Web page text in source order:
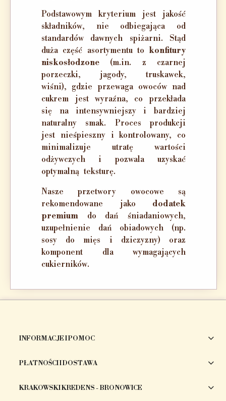
Podstawowym kryterium jest jakość
składników, nie odbiegająca od
standardów dawnych spiżarni. Stąd
duża część asortymentu to konfitury
niskosłodzone (m.in. z czarnej
porzeczki, jagody, truskawek,
wiśni), gdzie przewaga owoców nad
cukrem jest wyraźna, co przekłada
się na intensywniejszy i bardziej
naturalny smak. Proces produkcji
jest nieśpieszny i kontrolowany, co
minimalizuje utratę wartości
odżywczych i pozwala uzyskać
optymalną teksturę.
Nasze przetwory owocowe są
rekomendowane jako dodatek
premium do dań śniadaniowych,
uzupełnienie dań obiadowych (np.
sosy do mięs i dziczyzny) oraz
komponent dla wymagających
cukierników.
INFORMACJE I POMOC
PŁATNOŚCI I DOSTAWA
KRAKOWSKI KREDENS - BRONOWICE